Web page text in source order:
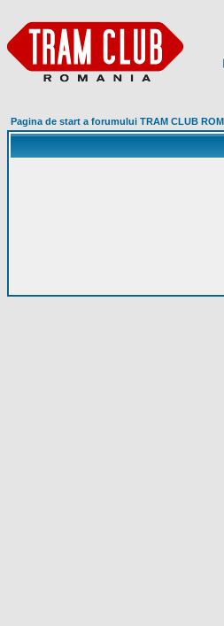
Pagina de start a forumului TRAM CLUB